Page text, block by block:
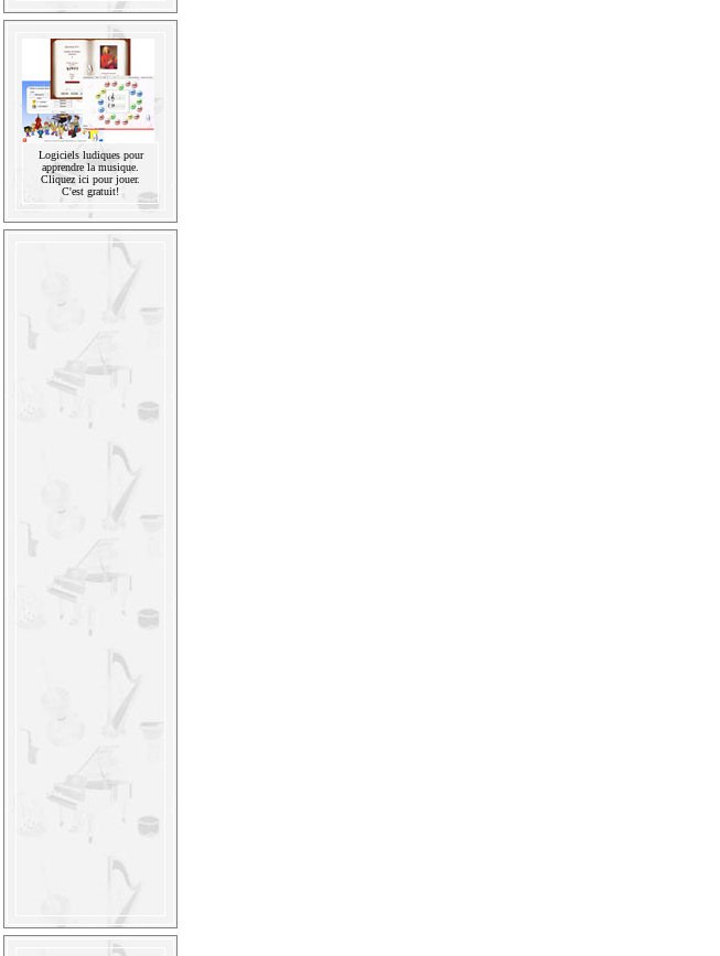
Logiciels ludiques pour
apprendre la musique.
Cliquez ici pour jouer.
C'est gratuit!